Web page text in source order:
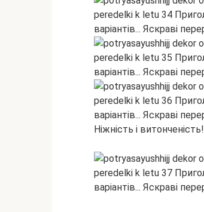
Ніжність і витонченість!